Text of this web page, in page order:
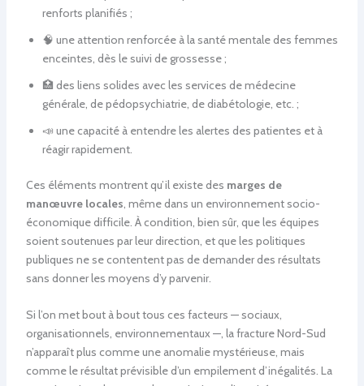
renforts planifiés ;
🧠 une attention renforcée à la santé mentale des femmes
enceintes, dès le suivi de grossesse ;
🏥 des liens solides avec les services de médecine
générale, de pédopsychiatrie, de diabétologie, etc. ;
📣 une capacité à entendre les alertes des patientes et à
réagir rapidement.
Ces éléments montrent qu’il existe des marges de
manœuvre locales, même dans un environnement socio-
économique difficile. À condition, bien sûr, que les équipes
soient soutenues par leur direction, et que les politiques
publiques ne se contentent pas de demander des résultats
sans donner les moyens d’y parvenir.
Si l’on met bout à bout tous ces facteurs — sociaux,
organisationnels, environnementaux —, la fracture Nord-Sud
n’apparaît plus comme une anomalie mystérieuse, mais
comme le résultat prévisible d’un empilement d’inégalités. La